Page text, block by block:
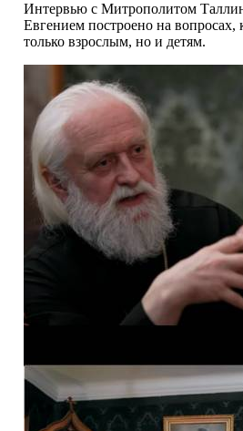
Интервью с Митрополитом
Евгением построено на
только взрослым, но и детям.